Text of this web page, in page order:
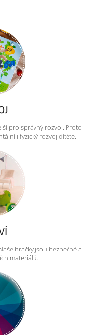
pro správný rozvoj. Proto
i fyzický rozvoj dítěte.
hračky jsou bezpečné a
materiálů.